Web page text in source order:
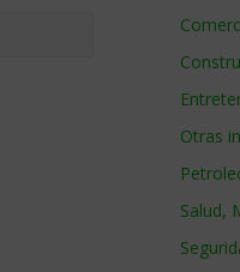
Otras
Salud,